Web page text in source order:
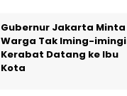
Gubernur Jakarta Minta
Warga Tak Iming-imingi
Kerabat Datang ke Ibu
Kota